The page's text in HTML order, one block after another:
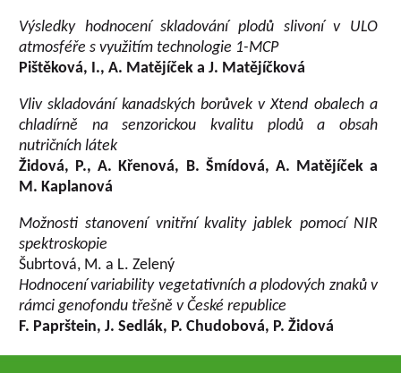
Výsledky hodnocení skladování plodů slivoní v ULO
atmosféře s využitím technologie 1-MCP
Pištěková, I., A. Matějíček a J. Matějíčková
Vliv skladování kanadských borůvek v Xtend obalech a
chladírně na senzorickou kvalitu plodů a obsah
nutričních látek
Židová, P., A. Křenová, B. Šmídová, A. Matějíček a
M. Kaplanová
Možnosti stanovení vnitřní kvality jablek pomocí NIR
spektroskopie
Šubrtová, M. a L. Zelený
Hodnocení variability vegetativních a plodových znaků v
rámci genofondu třešně v České republice
F. Paprštein, J. Sedlák, P. Chudobová, P. Židová